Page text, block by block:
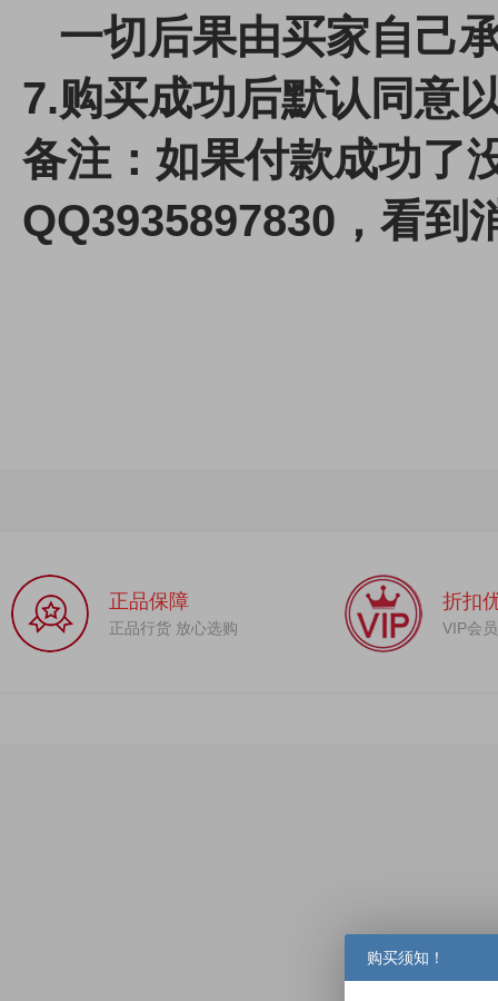
一切后果由买家自己
7.购买成功后默认同意
备注：如果付款成功了
QQ3935897830，看到
正品保障
正品行货 放心选购
折扣
VIP会
购买须知！